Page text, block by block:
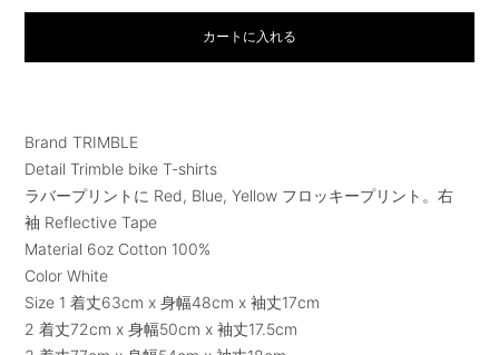
カートに入れる
Brand TRIMBLE
Detail Trimble bike T-shirts
ラバープリントに Red, Blue, Yellow フロッキープリント。右
袖 Reflective Tape
Material 6oz Cotton 100%
Color White
Size 1 着丈63cm x 身幅48cm x 袖丈17cm
2 着丈72cm x 身幅50cm x 袖丈17.5cm